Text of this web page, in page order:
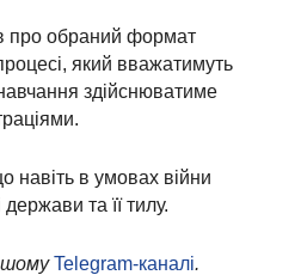
про обраний формат
який вважатимуть
здійснюватиме
навіть в умовах війни
та її тилу.
Telegram-каналі.